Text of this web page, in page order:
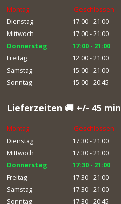
Montag
Geschlossen
Dienstag
17:00 - 21:00
Mittwoch
17:00 - 21:00
Donnerstag
17:00 - 21:00
Freitag
12:00 - 21:00
Samstag
15:00 - 21:00
Sonntag
15:00 - 20:45
Lieferzeiten 🚚 +/- 45 min
Montag
Geschlossen
Dienstag
17:30 - 21:00
Mittwoch
17:30 - 21:00
Donnerstag
17:30 - 21:00
Freitag
17:30 - 21:00
Samstag
17:30 - 21:00
Sonntag
17:30 - 20:45